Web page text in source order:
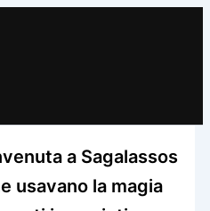
a Sagalassos
usavano la magia